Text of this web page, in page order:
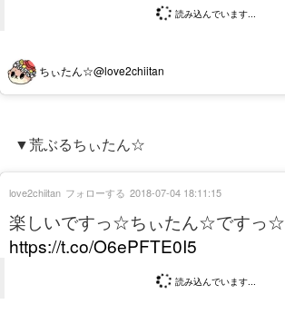
読み込んでいます...
ちぃたん☆@love2chiitan
▼荒ぶるちぃたん☆
楽しいですっ☆ちぃたん☆ですっ☆
https://t.co/O6ePFTE0I5
読み込んでいます...
love2chiitan フォローする 2018-07-04 18:11:15